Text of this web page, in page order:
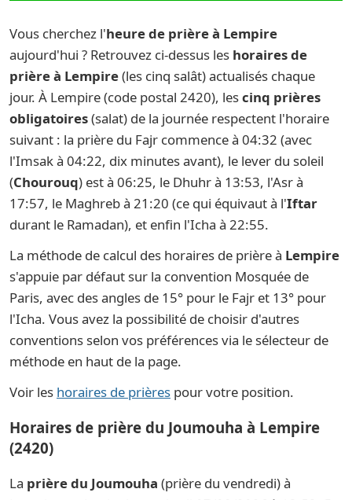
Vous cherchez l'heure de prière à Lempire
aujourd'hui ? Retrouvez ci-dessus les horaires de
prière à Lempire(les cinq salât) actualisés chaque
jour. À Lempire (code postal 2420), lescinq prières
obligatoires(salat) de la journée respectent l'horaire
suivant : la prière du Fajr commence à 04:32 (avec
l'Imsak à 04:22, dix minutes avant), le lever du soleil
(Chourouq) est à 06:25, le Dhuhr à 13:53, l'Asr à
17:57, le Maghreb à 21:20 (ce qui équivaut à l'Iftar
durant le Ramadan), et enfin l'Icha à 22:55.
La méthode de calcul des horaires de prière à Lempire
s'appuie par défaut sur la convention Mosquée de
Paris, avec des angles de 15° pour le Fajr et 13° pour
l'Icha. Vous avez la possibilité de choisir d'autres
conventions selon vos préférences via le sélecteur de
méthode en haut de la page.
Voir les horaires de prières pour votre position.
Horaires de prière du Joumouha à Lempire
(2420)
La prière du Joumouha (prière du vendredi) à